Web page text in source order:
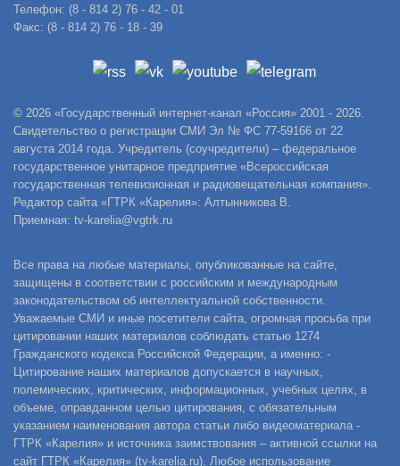
Телефон: (8 - 814 2) 76 - 42 - 01
Факс: (8 - 814 2) 76 - 18 - 39
© 2026 «Государственный интернет-канал «Россия» 2001 - 2026.
Свидетельство о регистрации СМИ Эл № ФС 77-59166 от 22
августа 2014 года. Учредитель (соучредители) – федеральное
государственное унитарное предприятие «Всероссийская
государственная телевизионная и радиовещательная компания».
Редактор сайта «ГТРК «Карелия»: Алтынникова В.
Приемная: tv-karelia@vgtrk.ru
Все права на любые материалы, опубликованные на сайте,
защищены в соответствии с российским и международным
законодательством об интеллектуальной собственности.
Уважаемые СМИ и иные посетители сайта, огромная просьба при
цитировании наших материалов соблюдать статью 1274
Гражданского кодекса Российской Федерации, а именно: -
Цитирование наших материалов допускается в научных,
полемических, критических, информационных, учебных целях, в
объеме, оправданном целью цитирования, с обязательным
указанием наименования автора статьи либо видеоматериала -
ГТРК «Карелия» и источника заимствования – активной ссылки на
сайт ГТРК «Карелия» (tv-karelia.ru). Любое использование